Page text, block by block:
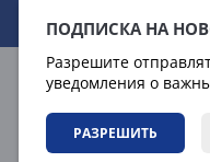
ПОДПИСКА НА
Разрешите
уведомления о
РАЗРЕШИТЬ
07.08.2026 18:42:21